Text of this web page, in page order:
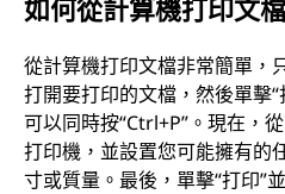
如何從計算機打印文
從計算機打印文檔非常簡單，
打開要打印的文檔，然後單擊“
可以同時按“Ctrl+P”。現在，
打印機，並設置您可能擁有的
寸或質量。最後，單擊“打印”